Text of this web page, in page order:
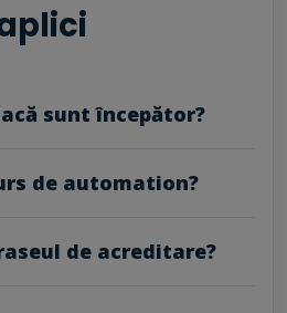
sunt începător?
de automation?
de acreditare?